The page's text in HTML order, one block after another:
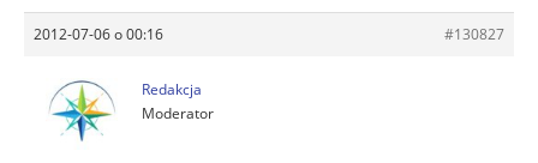
2012-07-06 o 00:16 #130827
Redakcja
Moderator